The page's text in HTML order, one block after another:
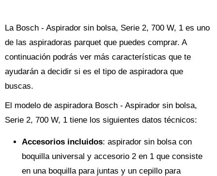
La Bosch - Aspirador sin bolsa, Serie 2, 700 W, 1 es uno
de las aspiradoras parquet que puedes comprar. A
continuación podrás ver más características que te
ayudarán a decidir si es el tipo de aspiradora que
buscas.
El modelo de aspiradora Bosch - Aspirador sin bolsa,
Serie 2, 700 W, 1 tiene los siguientes datos técnicos:
Accesorios incluidos: aspirador sin bolsa con
boquilla universal y accesorio 2 en 1 que consiste
en una boquilla para juntas y un cepillo para